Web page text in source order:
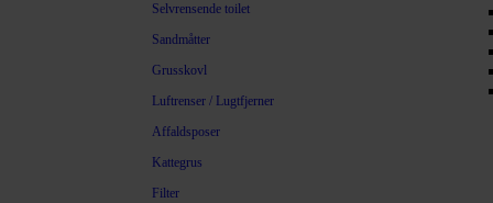
Selvrensende toilet
Sandmåtter
Grusskovl
Luftrenser / Lugtfjerner
Affaldsposer
Kattegrus
Filter